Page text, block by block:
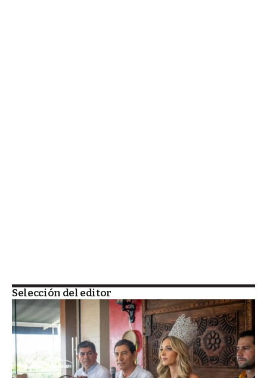
Selección del editor